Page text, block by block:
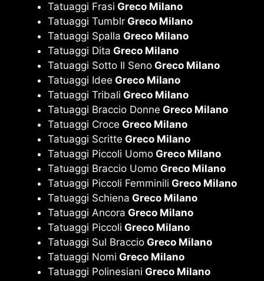
Tatuaggi Frasi Greco Milano
Tatuaggi Tumblr Greco Milano
Tatuaggi Spalla Greco Milano
Tatuaggi Dita Greco Milano
Tatuaggi Sotto Il Seno Greco Milano
Tatuaggi Idee Greco Milano
Tatuaggi Tribali Greco Milano
Tatuaggi Braccio Donne Greco Milano
Tatuaggi Croce Greco Milano
Tatuaggi Scritte Greco Milano
Tatuaggi Piccoli Uomo Greco Milano
Tatuaggi Braccio Uomo Greco Milano
Tatuaggi Piccoli Femminili Greco Milano
Tatuaggi Schiena Greco Milano
Tatuaggi Ancora Greco Milano
Tatuaggi Piccoli Greco Milano
Tatuaggi Sul Braccio Greco Milano
Tatuaggi Nomi Greco Milano
Tatuaggi Polinesiani Greco Milano